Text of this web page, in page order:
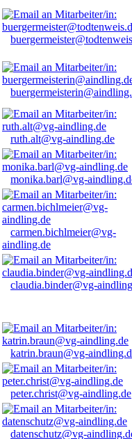
ruth.alt@vg-aindling.de
monika.barl@vg-
carmen.bichlmeier@vg-
aindling.de
claudia.binder@vg-
katrin.braun@vg-
peter.christ@vg-aindling.de
datenschutz@vg-